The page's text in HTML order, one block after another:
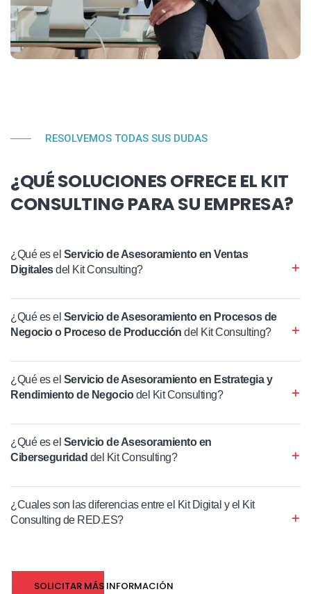
RESOLVEMOS TODAS SUS DUDAS
¿QUÉ SOLUCIONES OFRECE EL KIT
CONSULTING PARA SU EMPRESA?
¿Qué es el Servicio de Asesoramiento en Ventas
Digitalesdel Kit Consulting?
¿Qué es el Servicio de Asesoramiento en Procesos de
Negocio o Proceso de Producción del Kit Consulting?
¿Qué es el Servicio de Asesoramiento en Estrategia y
Rendimiento de Negociodel Kit Consulting?
¿Qué es el Servicio de Asesoramiento en
Ciberseguridad del Kit Consulting?
¿Cuales son las diferencias entre el Kit Digital y el Kit
Consulting de RED.ES?
SOLICITAR MÁS INFORMACIÓN